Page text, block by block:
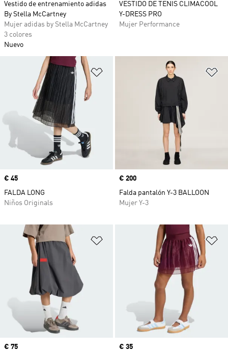
Vestido de entrenamiento adidas
By Stella McCartney
Mujer adidas by Stella McCartney
3 colores
Nuevo
VESTIDO DE TENIS CLIMACOOL
Y-DRESS PRO
Mujer Performance
Añadir a la lista de deseos
Precio
€ 45
FALDA LONG
Niños Originals
Precio
€ 200
Falda pantalón Y-3 BALLOON
Mujer Y-3
Añadir a la lista de deseos
Precio
€ 75
Precio
€ 35